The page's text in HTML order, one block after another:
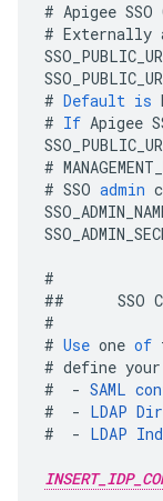
# Apigee SSO
# Externally
# Default is
# If Apigee
#
# SSO admin
#
##
SSO
#
# Use one of
# define your
#
- SAML
#
- LDAP
#
- LDAP